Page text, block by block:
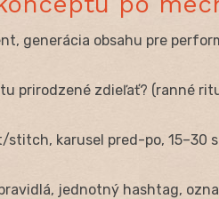
generácia obsahu pre
prirodzené zdieľať? (ranné
karusel pred-po, 15–30
jednotný hashtag,